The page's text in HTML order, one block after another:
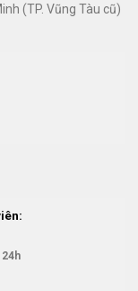
(TP. Vũng Tàu cũ)
24h